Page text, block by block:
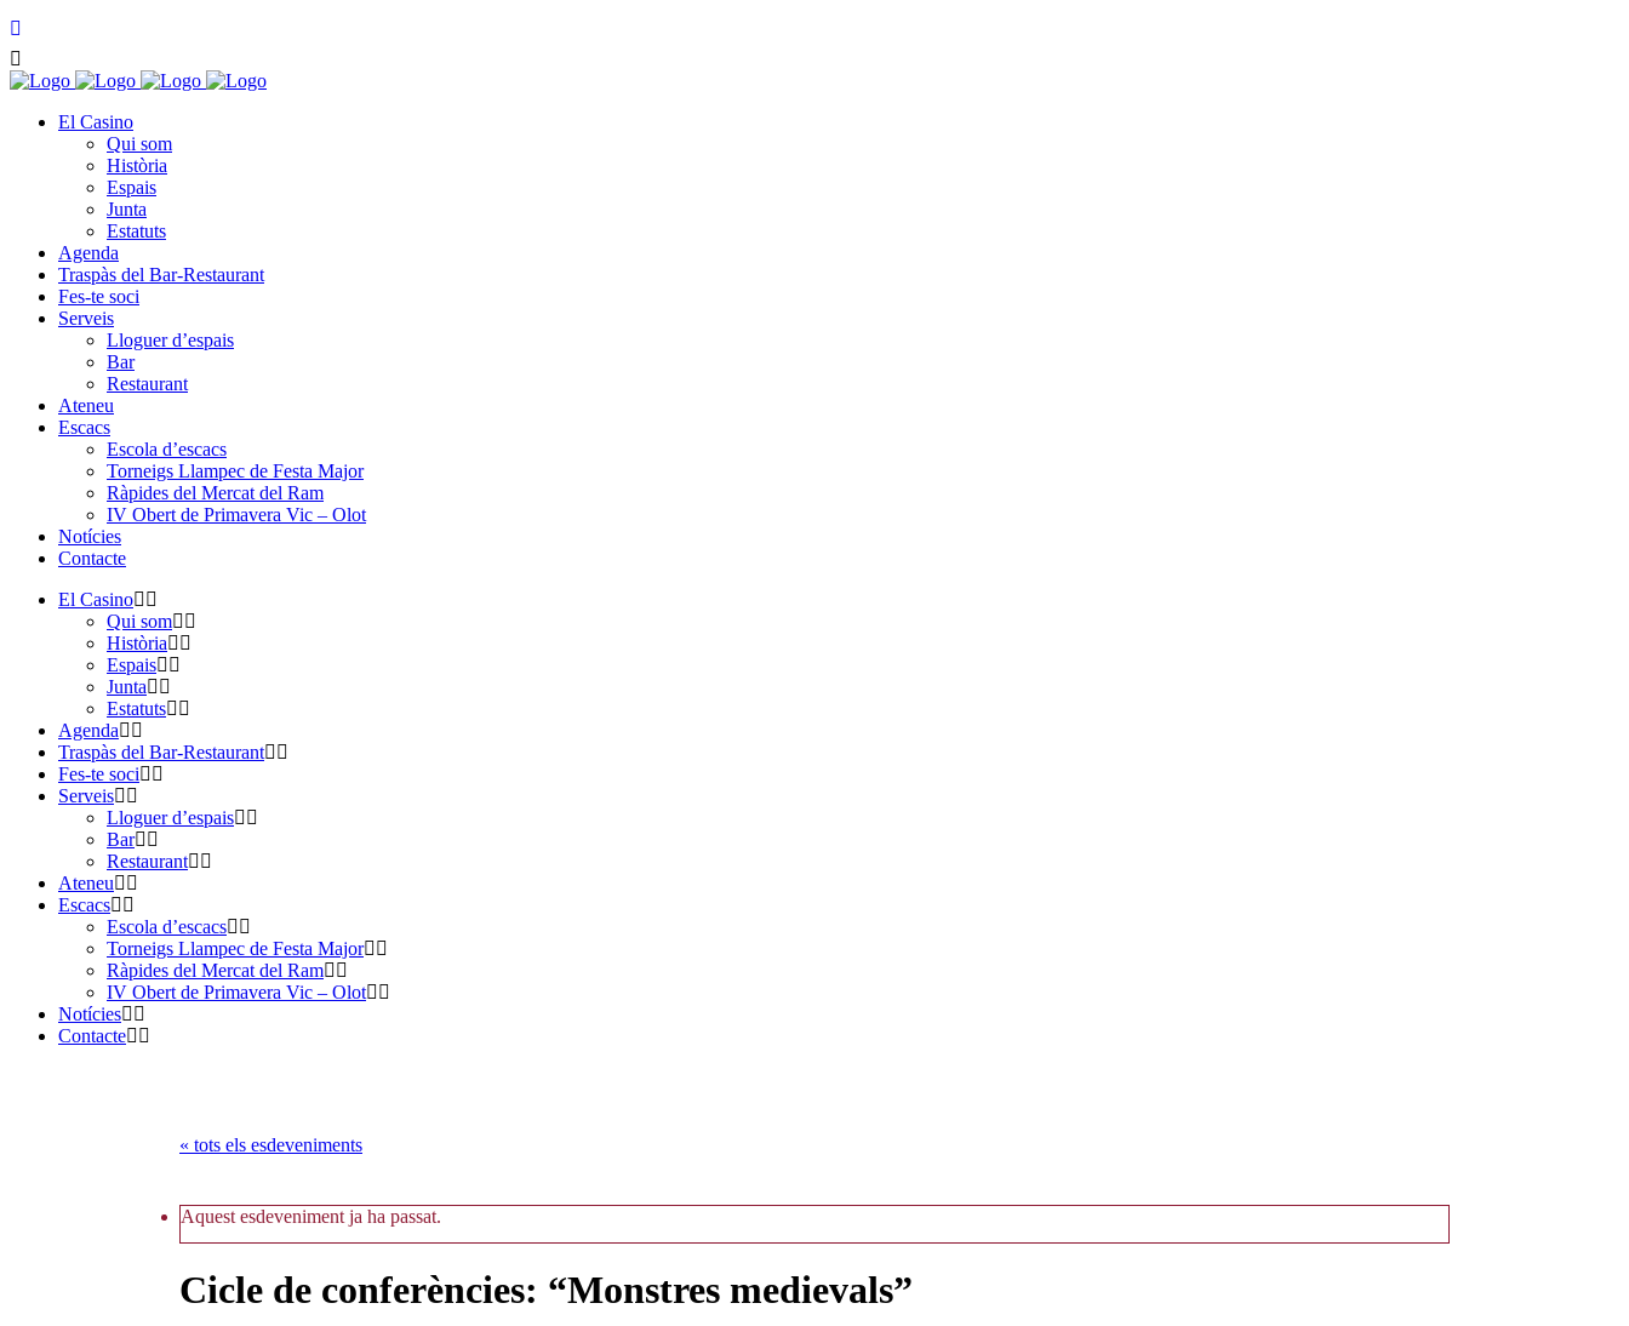
El Casino
Qui som
Història
Espais
Junta
Estatuts
Agenda
Traspàs del Bar-Restaurant
Fes-te soci
Serveis
Lloguer d’espais
Bar
Restaurant
Ateneu
Escacs
Escola d’escacs
Torneigs Llampec de Festa Major
Ràpides del Mercat del Ram
IV Obert de Primavera Vic – Olot
Notícies
Contacte
El Casino
Qui som
Història
Espais
Junta
Estatuts
Agenda
Traspàs del Bar-Restaurant
Fes-te soci
Serveis
Lloguer d’espais
Bar
Restaurant
Ateneu
Escacs
Escola d’escacs
Torneigs Llampec de Festa Major
Ràpides del Mercat del Ram
IV Obert de Primavera Vic – Olot
Notícies
Contacte
« tots els esdeveniments
Aquest esdeveniment ja ha passat.
Cicle de conferències: “Monstres medievals”